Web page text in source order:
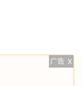
广告 X